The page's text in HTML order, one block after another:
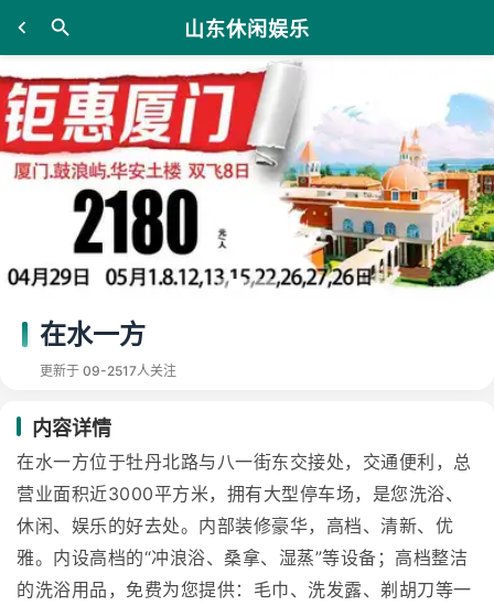
山东休闲娱乐
在水一方
更新于 09-2517人关注
内容详情
在水一方位于牡丹北路与八一街东交接处，交通便利，总
营业面积近3000平方米，拥有大型停车场，是您洗浴、
休闲、娱乐的好去处。内部装修豪华，高档、清新、优
雅。内设高档的“冲浪浴、桑拿、湿蒸”等设备；高档整洁
的洗浴用品，免费为您提供：毛巾、洗发露、剃胡刀等一